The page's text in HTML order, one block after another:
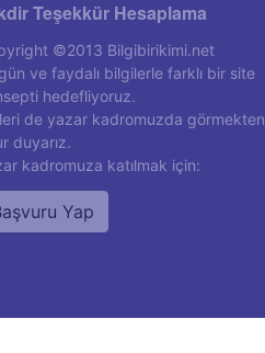
Teşekkür Hesaplama
©2013 Bilgibirikimi.net
ve faydalı bilgilerle farklı bir site
hedefliyoruz.
de yazar kadromuzda görmekten
duyarız.
kadromuza katılmak için:
Yap